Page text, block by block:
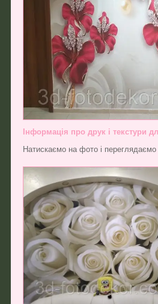
Інформація про друк і текстури
Натискаємо на фото і